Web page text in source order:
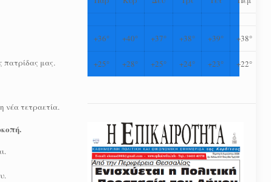
πατρίδας μας.
νέα τετραετία.
+36° +40° +37° +38° +39° +38°
+25° +28° +25° +24° +23° +22°